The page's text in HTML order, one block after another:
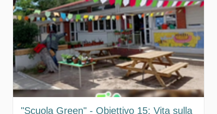
"Scuola Green" - Obiettivo 15: Vita sulla